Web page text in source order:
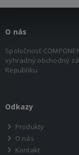
O nás
Spoločnosť
výhradný obchodný
Republiku.
Odkazy
Produkty
O nás
Kontakt